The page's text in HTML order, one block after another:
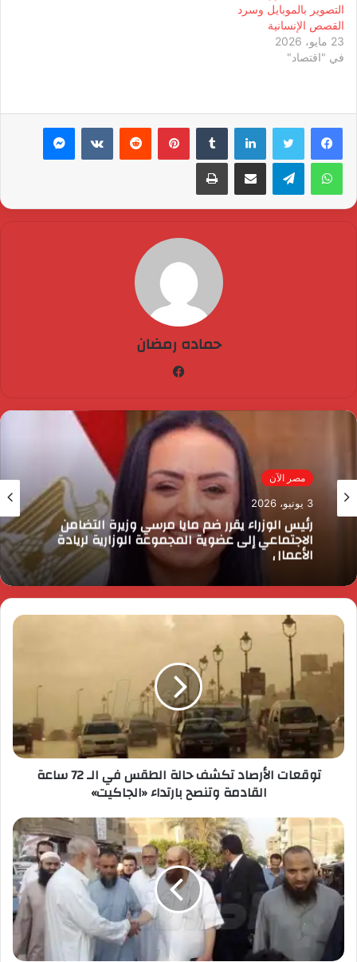
التصوير بالموبايل وسرد
القصص الإنسانية
23 مايو، 2026
في "اقتصاد"
لينكدإن بينتيريست ماسنجر
واتساب تيلقرام مشاركة عبر البريد طباعة
حماده رمضان
مصر الآن
3 يونيو، 2026
رئيس الوزراء يقرر ضم مايا مرسي وزيرة التضامن
الاجتماعي إلى عضوية المجموعة الوزارية لريادة
الأعمال
توقعات الأرصاد تكشف حالة الطقس في الـ 72 ساعة
القادمة وتنصح بارتداء «الجاكيت»